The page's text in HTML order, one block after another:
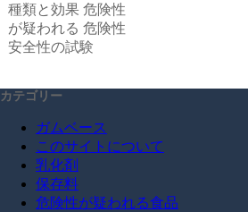
種類と効果 危険性
が疑われる 危険性
安全性の試験
カテゴリー
ガムベース
このサイトについて
乳化剤
保存料
危険性が疑われる食品